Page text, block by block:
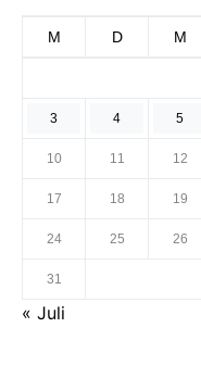
M D M
3 4 5
10 11 12
17 18 19
24 25 26
31
« Juli